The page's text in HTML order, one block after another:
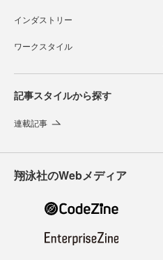
インダストリー
ワークスタイル
記事スタイルから探す
連載記事
翔泳社のWebメディア